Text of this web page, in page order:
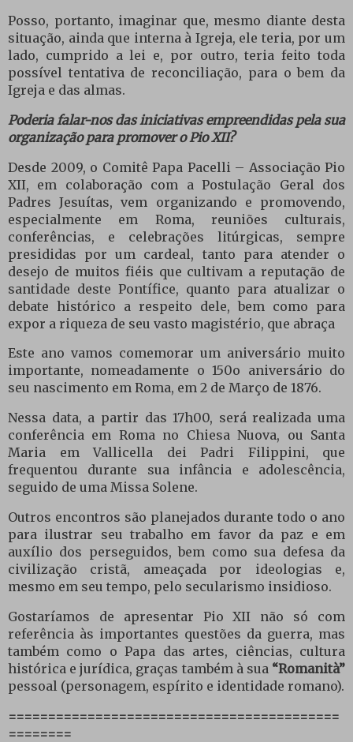
Posso, portanto, imaginar que, mesmo diante desta
situação, ainda que interna à Igreja, ele teria, por um
lado, cumprido a lei e, por outro, teria feito toda
possível tentativa de reconciliação, para o bem da
Igreja e das almas.
Poderia falar-nos das iniciativas empreendidas pela sua
organização para promover o Pio XII?
Desde 2009, o Comitê Papa Pacelli – Associação Pio
XII, em colaboração com a Postulação Geral dos
Padres Jesuítas, vem organizando e promovendo,
especialmente em Roma, reuniões culturais,
conferências, e celebrações litúrgicas, sempre
presididas por um cardeal, tanto para atender o
desejo de muitos fiéis que cultivam a reputação de
santidade deste Pontífice, quanto para atualizar o
debate histórico a respeito dele, bem como para
expor a riqueza de seu vasto magistério, que abraça
Este ano vamos comemorar um aniversário muito
importante, nomeadamente o 150o aniversário do
seu nascimento em Roma, em 2 de Março de 1876.
Nessa data, a partir das 17h00, será realizada uma
conferência em Roma no Chiesa Nuova, ou Santa
Maria em Vallicella dei Padri Filippini, que
frequentou durante sua infância e adolescência,
seguido de uma Missa Solene.
Outros encontros são planejados durante todo o ano
para ilustrar seu trabalho em favor da paz e em
auxílio dos perseguidos, bem como sua defesa da
civilização cristã, ameaçada por ideologias e,
mesmo em seu tempo, pelo secularismo insidioso.
Gostaríamos de apresentar Pio XII não só com
referência às importantes questões da guerra, mas
também como o Papa das artes, ciências, cultura
histórica e jurídica, graças também à sua “Romanità”
pessoal (personagem, espírito e identidade romano).
==========================================
========